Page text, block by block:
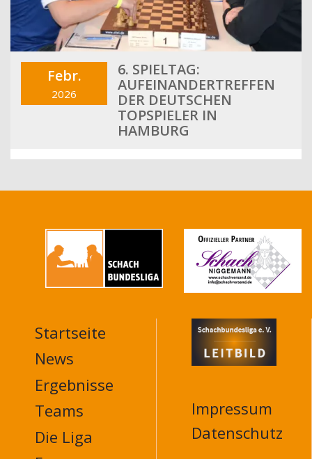
Febr.
2026
6. SPIELTAG:
AUFEINANDERTREFFEN
DER DEUTSCHEN
TOPSPIELER IN
HAMBURG
MAIN
NAVIGATION
FOOTER
Startseite
News
Ergebnisse
Teams
Die Liga
Impressum
Datenschutz